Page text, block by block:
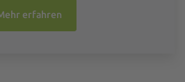
erfahren